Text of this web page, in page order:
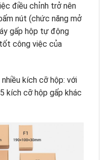
điều chỉnh trở nên
nút (chức năng mở
gấp hộp tự động
công việc của
kích cỡ hộp: với
kích cỡ hộp gấp khác